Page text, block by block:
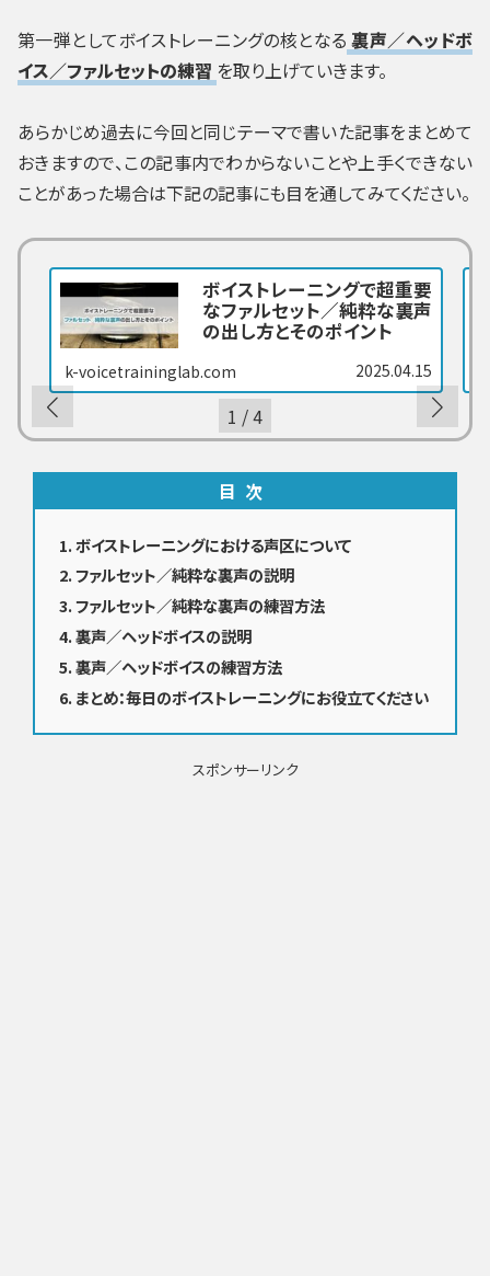
第一弾としてボイストレーニングの核となる 裏声／ヘッドボ
イス／ファルセットの練習 を取り上げていきます。
あらかじめ過去に今回と同じテーマで書いた記事をまとめて
おきますので、この記事内でわからないことや上手くできない
ことがあった場合は下記の記事にも目を通してみてください。
ボイストレーニングで超重要
なファルセット／純粋な裏声
の出し方とそのポイント
k-voicetraininglab.com 2025.04.15
1 /4
目次
ボイストレーニングにおける声区について
ファルセット／純粋な裏声の説明
ファルセット／純粋な裏声の練習方法
裏声／ヘッドボイスの説明
裏声／ヘッドボイスの練習方法
まとめ：毎日のボイストレーニングにお役立てください
スポンサーリンク